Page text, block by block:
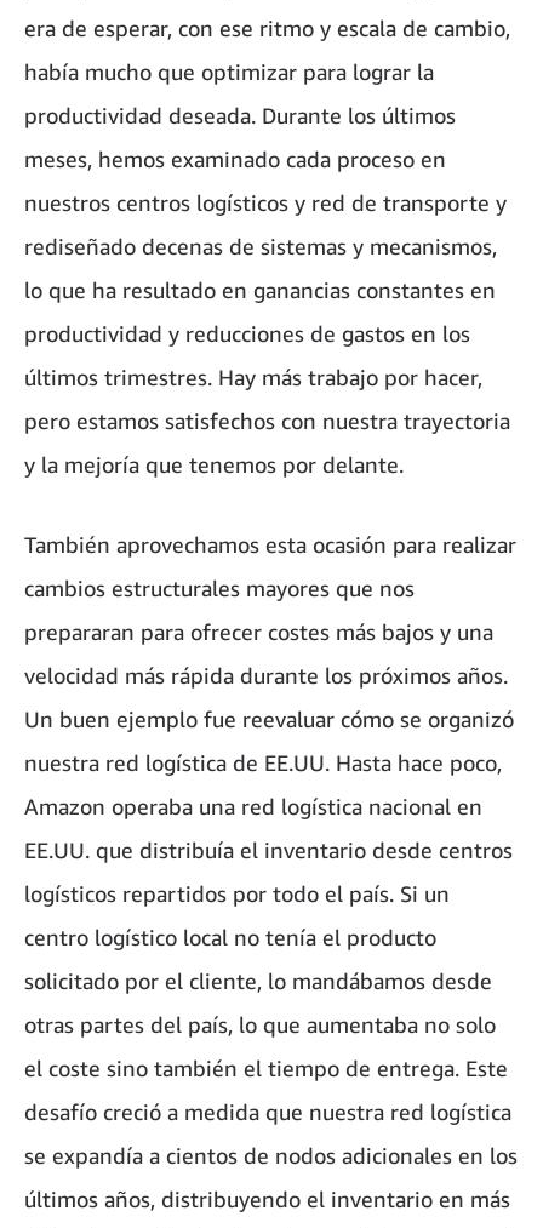
era de esperar, con ese ritmo y escala de cambio,
había mucho que optimizar para lograr la
productividad deseada. Durante los últimos
meses, hemos examinado cada proceso en
nuestros centros logísticos y red de transporte y
rediseñado decenas de sistemas y mecanismos,
lo que ha resultado en ganancias constantes en
productividad y reducciones de gastos en los
últimos trimestres. Hay más trabajo por hacer,
pero estamos satisfechos con nuestra trayectoria
y la mejoría que tenemos por delante.
También aprovechamos esta ocasión para realizar
cambios estructurales mayores que nos
prepararan para ofrecer costes más bajos y una
velocidad más rápida durante los próximos años.
Un buen ejemplo fue reevaluar cómo se organizó
nuestra red logística de EE.UU. Hasta hace poco,
Amazon operaba una red logística nacional en
EE.UU. que distribuía el inventario desde centros
logísticos repartidos por todo el país. Si un
centro logístico local no tenía el producto
solicitado por el cliente, lo mandábamos desde
otras partes del país, lo que aumentaba no solo
el coste sino también el tiempo de entrega. Este
desafío creció a medida que nuestra red logística
se expandía a cientos de nodos adicionales en los
últimos años, distribuyendo el inventario en más